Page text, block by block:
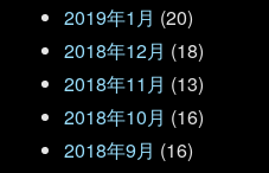
2019年1月 (20)
2018年12月 (18)
2018年11月 (13)
2018年10月 (16)
2018年9月 (16)